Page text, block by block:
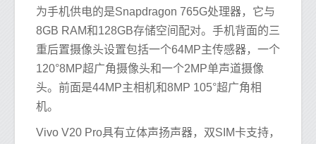
为手机供电的是Snapdragon 765G处理器，它与
8GB RAM和128GB存储空间配对。手机背面的三
重后置摄像头设置包括一个64MP主传感器，一个
120°8MP超广角摄像头和一个2MP单声道摄像
头。前面是44MP主相机和8MP 105°超广角相
机。
Vivo V20 Pro具有立体声扬声器，双SIM卡支持，